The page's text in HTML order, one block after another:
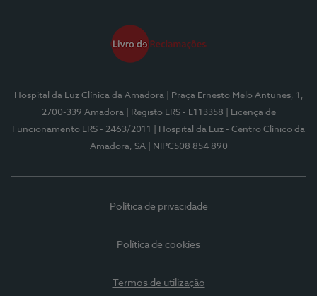
Hospital da Luz Clínica da Amadora
| Praça Ernesto Melo Antunes, 1,
2700-339 Amadora
| Registo ERS - E113358
| Licença de
Funcionamento ERS - 2463/2011
| Hospital da Luz - Centro Clínico da
Amadora, SA
| NIPC508 854 890
Política de privacidade
Política de cookies
Termos de utilização